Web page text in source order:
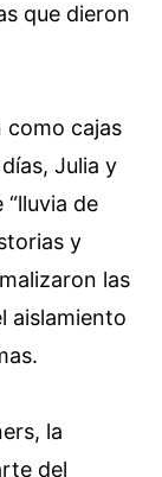
que dieron
como cajas
Julia y
de
y
las
aislamiento
la
del